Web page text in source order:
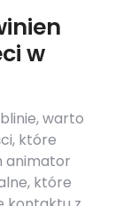
w
warto
które
animator
które